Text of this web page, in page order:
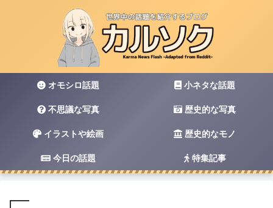
オモシロ話題 小ネタな話題
不思議な写真 歴史的な写真
イラストや絵画 歴史的なモノ
今日の話題 特集記事